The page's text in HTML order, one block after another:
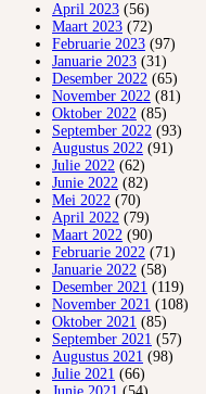
April 2023 (56)
Maart 2023 (72)
Februarie 2023 (97)
Januarie 2023 (31)
Desember 2022 (65)
November 2022 (81)
Oktober 2022 (85)
September 2022 (93)
Augustus 2022 (91)
Julie 2022 (62)
Junie 2022 (82)
Mei 2022 (70)
April 2022 (79)
Maart 2022 (90)
Februarie 2022 (71)
Januarie 2022 (58)
Desember 2021 (119)
November 2021 (108)
Oktober 2021 (85)
September 2021 (57)
Augustus 2021 (98)
Julie 2021 (66)